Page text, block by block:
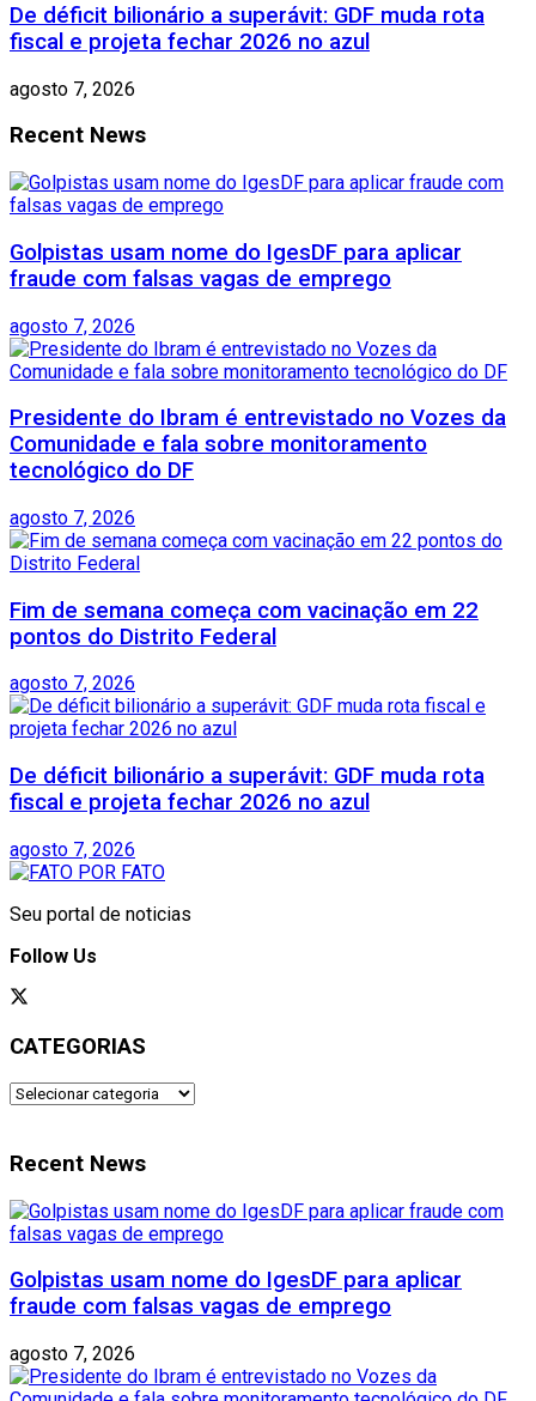
De déficit bilionário a superávit: GDF muda rota
fiscal e projeta fechar 2026 no azul
agosto 7, 2026
Recent News
Golpistas usam nome do IgesDF para aplicar
fraude com falsas vagas de emprego
agosto 7, 2026
Presidente do Ibram é entrevistado no Vozes da
Comunidade e fala sobre monitoramento
tecnológico do DF
agosto 7, 2026
Fim de semana começa com vacinação em 22
pontos do Distrito Federal
agosto 7, 2026
De déficit bilionário a superávit: GDF muda rota
fiscal e projeta fechar 2026 no azul
agosto 7, 2026
Seu portal de noticias
Follow Us
CATEGORIAS
CATEGORIAS
Recent News
Golpistas usam nome do IgesDF para aplicar
fraude com falsas vagas de emprego
agosto 7, 2026